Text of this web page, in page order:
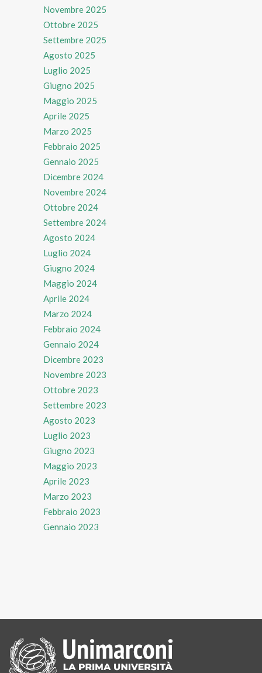
Novembre 2025
Ottobre 2025
Settembre 2025
Agosto 2025
Luglio 2025
Giugno 2025
Maggio 2025
Aprile 2025
Marzo 2025
Febbraio 2025
Gennaio 2025
Dicembre 2024
Novembre 2024
Ottobre 2024
Settembre 2024
Agosto 2024
Luglio 2024
Giugno 2024
Maggio 2024
Aprile 2024
Marzo 2024
Febbraio 2024
Gennaio 2024
Dicembre 2023
Novembre 2023
Ottobre 2023
Settembre 2023
Agosto 2023
Luglio 2023
Giugno 2023
Maggio 2023
Aprile 2023
Marzo 2023
Febbraio 2023
Gennaio 2023